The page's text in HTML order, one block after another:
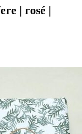
| rosé |